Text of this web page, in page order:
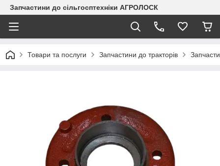
Запчастини до сільгосптехніки АГРОЛОСК
Товари та послуги Запчастини до тракторів